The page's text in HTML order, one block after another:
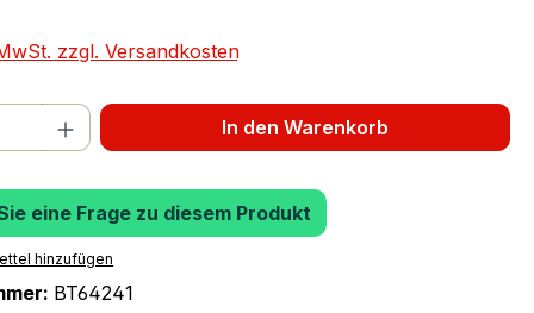
zzgl. Versandkosten
Gib den gewünschten Wert
In den Warenkorb
eine Frage zu diesem Produkt
hinzufügen
BT64241